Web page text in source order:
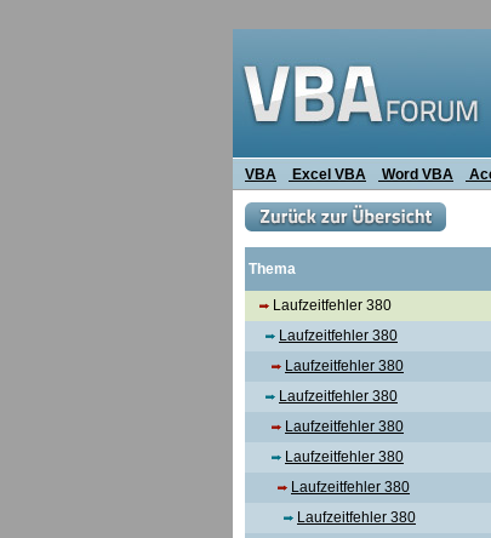
VBA Excel VBA Word VBA
Thema
Laufzeitfehler 380
Laufzeitfehler 380
Laufzeitfehler 380
Laufzeitfehler 380
Laufzeitfehler 380
Laufzeitfehler 380
Laufzeitfehler 380
Laufzeitfehler 380